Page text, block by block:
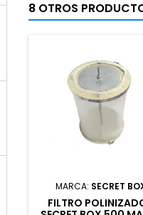
8 OTROS
MARCA: SECRET
FILTRO